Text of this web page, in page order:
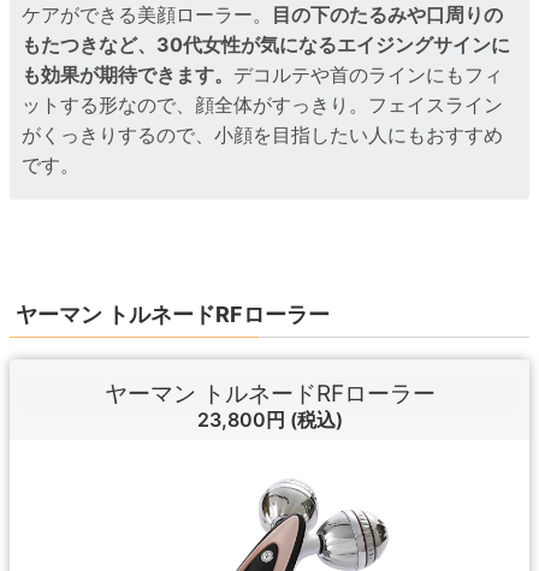
ケアができる美顔ローラー。 目の下のたるみや口周りの
もたつきなど、30代女性が気になるエイジングサインに
も効果が期待できます。 デコルテや首のラインにもフィ
ットする形なので、顔全体がすっきり。フェイスライン
がくっきりするので、小顔を目指したい人にもおすすめ
です。
ヤーマン トルネードRFローラー
ヤーマン トルネードRFローラー
23,800円 (税込)